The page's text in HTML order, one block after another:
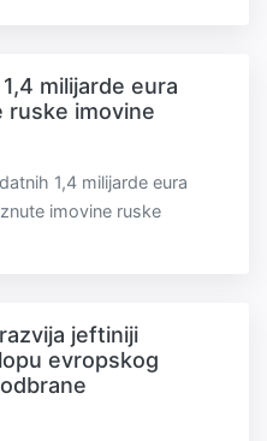
milijarde eura
ruske imovine
1,4 milijarde eura
imovine ruske
jeftiniji
evropskog